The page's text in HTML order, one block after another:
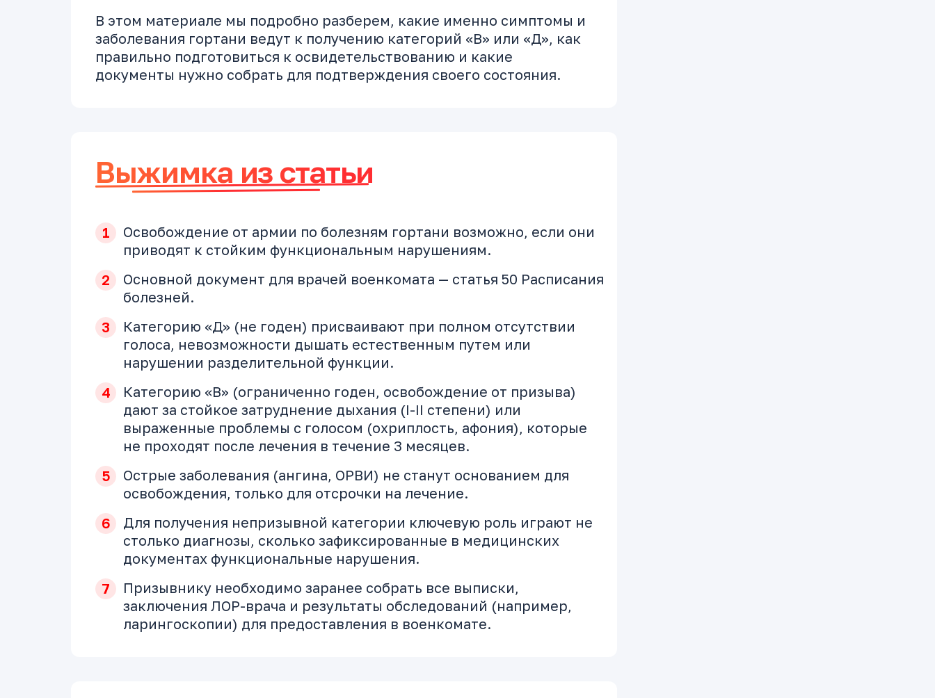
В этом материале мы подробно разберем, какие именно симптомы и
заболевания гортани ведут к получению категорий «В» или «Д», как
правильно подготовиться к освидетельствованию и какие
документы нужно собрать для подтверждения своего состояния.
Выжимка из статьи
Освобождение от армии по болезням гортани возможно, если они
приводят к стойким функциональным нарушениям.
Основной документ для врачей военкомата — статья 50 Расписания
болезней.
Категорию «Д» (не годен) присваивают при полном отсутствии
голоса, невозможности дышать естественным путем или
нарушении разделительной функции.
Категорию «В» (ограниченно годен, освобождение от призыва)
дают за стойкое затруднение дыхания (I-II степени) или
выраженные проблемы с голосом (охриплость, афония), которые
не проходят после лечения в течение 3 месяцев.
Острые заболевания (ангина, ОРВИ) не станут основанием для
освобождения, только для отсрочки на лечение.
Для получения непризывной категории ключевую роль играют не
столько диагнозы, сколько зафиксированные в медицинских
документах функциональные нарушения.
Призывнику необходимо заранее собрать все выписки,
заключения ЛОР-врача и результаты обследований (например,
ларингоскопии) для предоставления в военкомате.